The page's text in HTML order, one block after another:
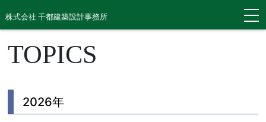
株式会社 千都建築設計事務所
TOPICS
2026年